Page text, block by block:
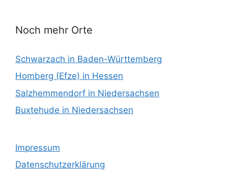
Noch mehr Orte
Schwarzach in Baden-Württemberg
Homberg (Efze) in Hessen
Salzhemmendorf in Niedersachsen
Buxtehude in Niedersachsen
Impressum
Datenschutzerklärung